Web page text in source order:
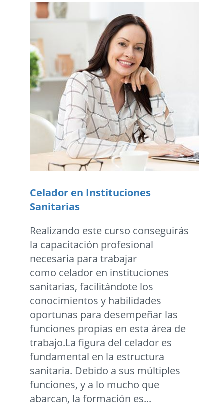
Celador en Instituciones
Sanitarias
Realizando este curso conseguirás
la capacitación profesional
necesaria para trabajar
como celador en instituciones
sanitarias, facilitándote los
conocimientos y habilidades
oportunas para desempeñar las
funciones propias en esta área de
trabajo.La figura del celador es
fundamental en la estructura
sanitaria. Debido a sus múltiples
funciones, y a lo mucho que
abarcan, la formación es...